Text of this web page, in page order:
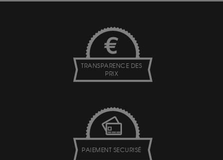
TRANSPARENCE DES
PRIX
PAIEMENT SECURISÉ